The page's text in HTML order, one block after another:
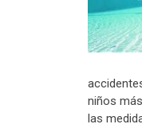
niños
las